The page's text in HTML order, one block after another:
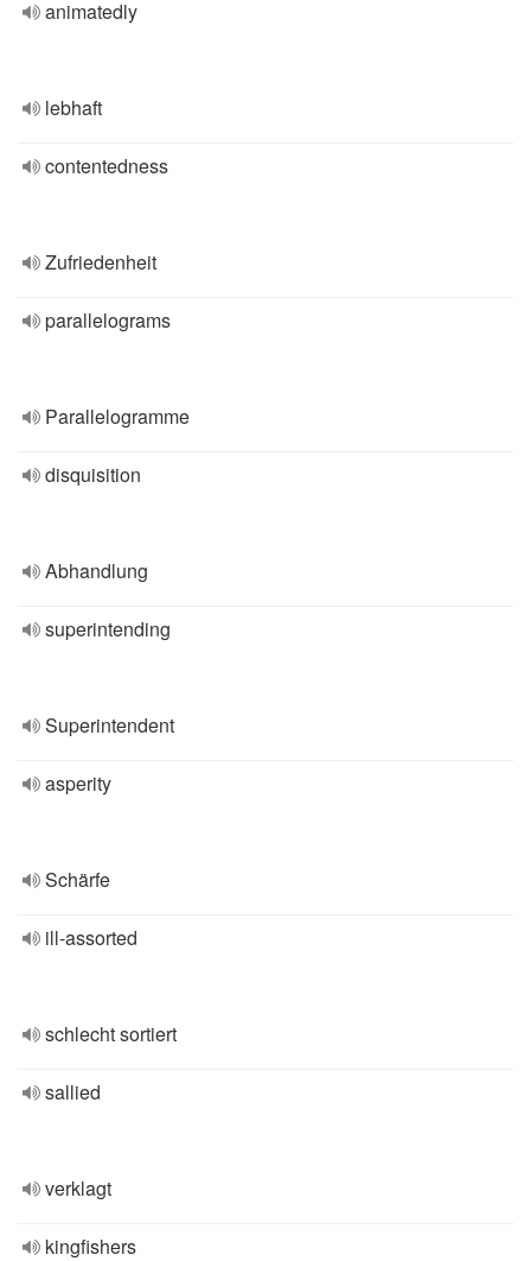
animatedly
lebhaft
contentedness
Zufriedenheit
parallelograms
Parallelogramme
disquisition
Abhandlung
superintending
Superintendent
asperity
Schärfe
ill-assorted
schlecht sortiert
sallied
verklagt
kingfishers